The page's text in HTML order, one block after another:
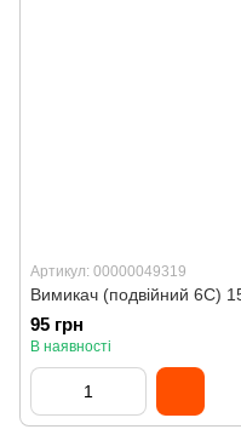
Артикул: 00000049319
Вимикач (подвійний 6C)
95 грн
В наявності